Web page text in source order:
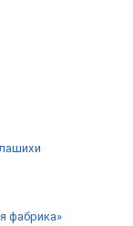
фабрика»